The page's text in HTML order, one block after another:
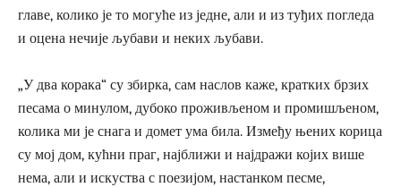
главе, колико је то могуће из једне, али и из туђих погледа
и оцена нечије љубави и неких љубави.
„У два корака“ су збирка, сам наслов каже, кратких брзих
песама о минулом, дубоко проживљеном и промишљеном,
колика ми је снага и домет ума била. Између њених корица
су мој дом, кућни праг, најближи и најдражи којих више
нема, али и искуства с поезијом, настанком песме,